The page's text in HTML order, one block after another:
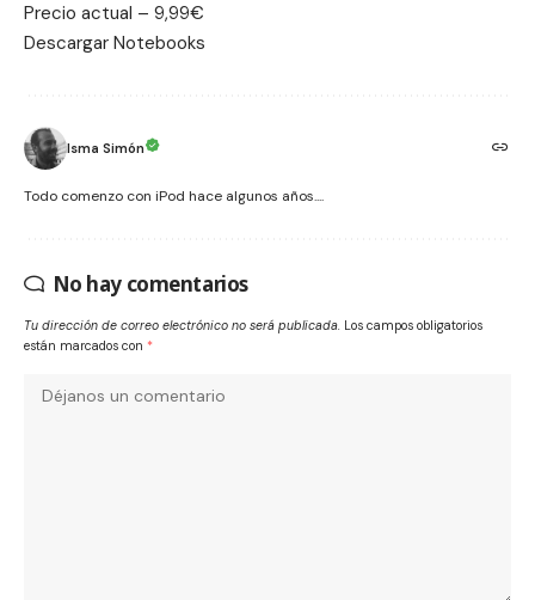
Precio actual – 9,99€
Descargar Notebooks
Isma Simón
Todo comenzo con iPod hace algunos años....
No hay comentarios
Tu dirección de correo electrónico no será publicada. Los campos obligatorios
están marcados con *